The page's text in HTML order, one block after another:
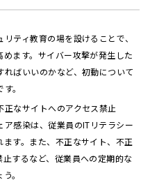
ティ教育の場を設けることで、
ます。サイバー攻撃が発生した
ばいいのかなど、初動について
。
なサイトへのアクセス禁止
感染は、従業員のITリテラシー
す。また、不正なサイト、不正
するなど、従業員への定期的な
。